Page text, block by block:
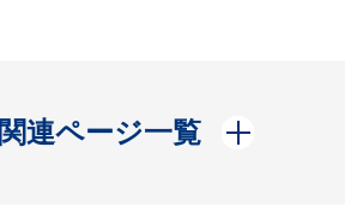
関連ページ一覧
開く